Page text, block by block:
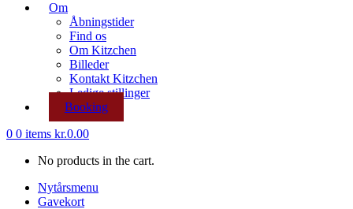
Om
Åbningstider
Find os
Om Kitzchen
Billeder
Kontakt Kitzchen
Ledige stillinger
Booking
0 0 items kr.0.00
No products in the cart.
Nytårsmenu
Gavekort